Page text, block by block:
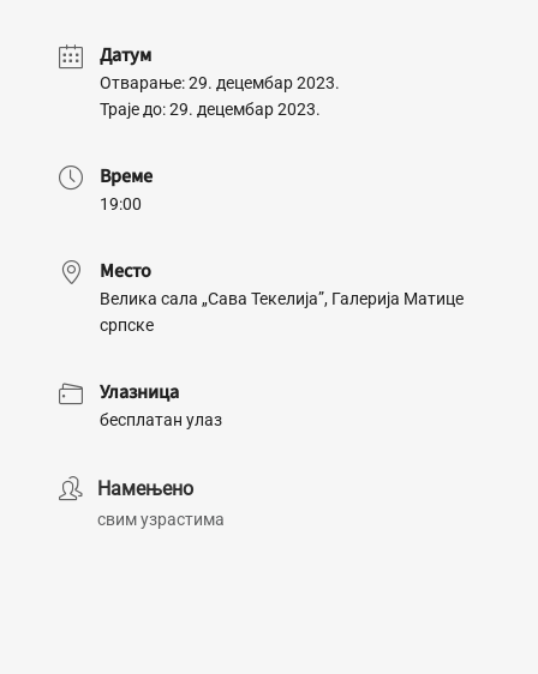
Датум
Отварање: 29. децембар 2023.
Траје до: 29. децембар 2023.
Време
19:00
Место
Велика сала „Сава Текелија”, Галерија Матице
српске
Улазница
бесплатан улаз
Намењено
свим узрастима